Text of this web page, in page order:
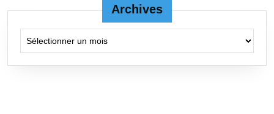
Archives